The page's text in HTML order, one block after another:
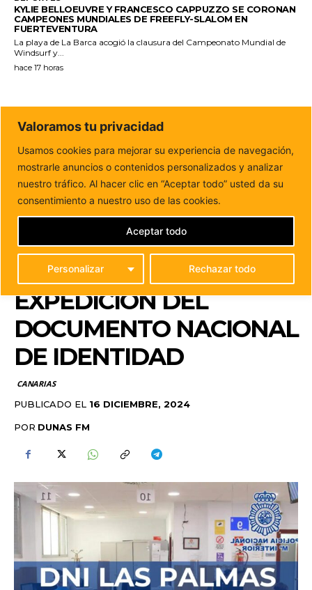
KYLIE BELLOEUVRE Y FRANCESCO CAPPUZZO SE CORONAN
CAMPEONES MUNDIALES DE FREEFLY-SLALOM EN
FUERTEVENTURA
La playa de La Barca acogió la clausura del Campeonato Mundial de
Windsurf y...
hace 17 horas